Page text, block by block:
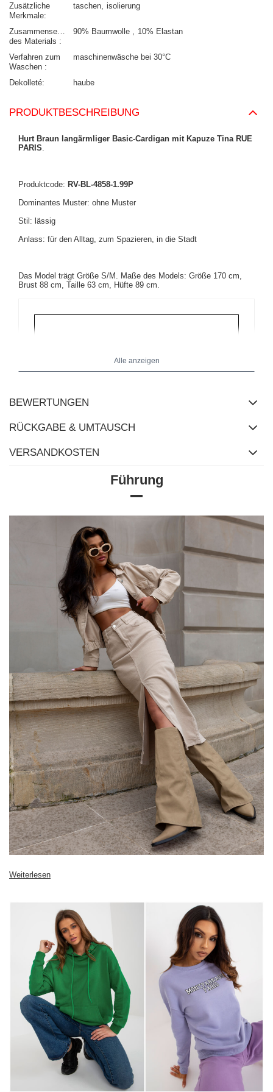
Zusätzliche
Merkmale
taschen isolierung
Zusammensetzung
des Materials
90% Baumwolle 10% Elastan
Verfahren zum
Waschen
maschinenwäsche bei 30°C
Dekolleté haube
PRODUKTBESCHREIBUNG
Hurt Braun langärmliger Basic-Cardigan mit Kapuze Tina RUE
PARIS.
Produktcode: RV-BL-4858-1.99P
Dominantes Muster: ohne Muster
Stil: lässig
Anlass: für den Alltag, zum Spazieren, in die Stadt
Das Model trägt Größe S/M. Maße des Models: Größe 170 cm,
Brust 88 cm, Taille 63 cm, Hüfte 89 cm.
Größentabelle
Maße flach gemessen (+/- 1 cm)
L/XL
[A] Brustumfang 150
[C] Hüftumfang 106
[D] Gesamtlänge 102 102
[E] Ärmellänge 40
Alle anzeigen
BEWERTUNGEN
RÜCKGABE & UMTAUSCH
VERSANDKOSTEN
Führung
Weiterlesen